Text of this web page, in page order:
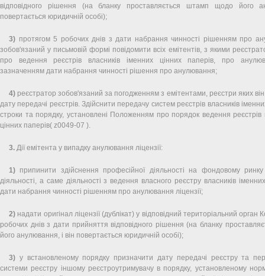
відповідного рішення (на бланку проставляється штамп щодо його
повертається юридичній особі);
3) протягом 5 робочих днів з дати набрання чинності рішенням про
зобов'язаний у письмовій формі повідомити всіх емітентів, з якими
про ведення реєстрів власників іменних цінних паперів, про
зазначенням дати набрання чинності рішення про анулювання;
4) реєстратор зобов'язаний за погодженням з емітентами, реєстри яких
дату передачі реєстрів. Здійснити передачу систем реєстрів власників
строки та порядку, установлені Положенням про порядок ведення реєстрів
цінних паперів( z0049-07 ).
3. Дії емітента у випадку анулювання ліцензії:
1) припинити здійснення професійної діяльності на фондовому
діяльності, а саме діяльності з ведення власного реєстру власників
дати набрання чинності рішенням про анулювання ліцензії;
2) надати оригінал ліцензії (дублікат) у відповідний територіальний орган
робочих днів з дати прийняття відповідного рішення (на бланку
його анулювання, і він повертається юридичній особі);
3) у встановленому порядку призначити дату передачі реєстру та
системи реєстру іншому реєстроутримувачу в порядку, установленому